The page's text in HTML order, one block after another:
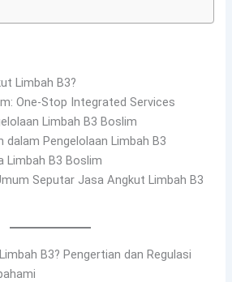
Limbah B3?
One-Stop Integrated Services
Limbah B3 Boslim
dalam Pengelolaan Limbah B3
Limbah B3 Boslim
Seputar Jasa Angkut Limbah B3
B3? Pengertian dan Regulasi